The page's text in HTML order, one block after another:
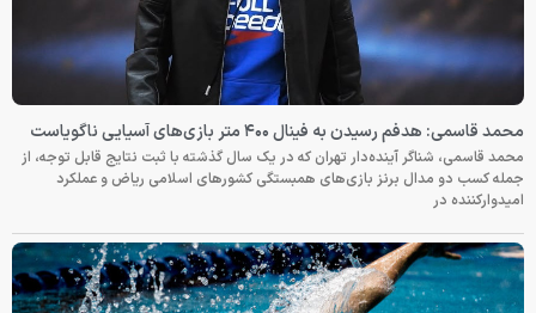
محمد قاسمی: هدفم رسیدن به فینال ۴۰۰ متر بازی‌های آسیایی ناگویاست
محمد قاسمی، شناگر آینده‌دار تهران که در یک سال گذشته با ثبت نتایج قابل توجه، از
جمله کسب دو مدال برنز بازی‌های همبستگی کشورهای اسلامی ریاض و عملکرد
امیدوارکننده در